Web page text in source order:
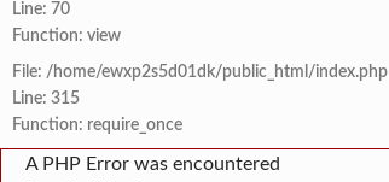
Line: 70
Function: view
File: /home/ewxp2s5d01dk/public_html/index.php
Line: 315
Function: require_once
A PHP Error was encountered